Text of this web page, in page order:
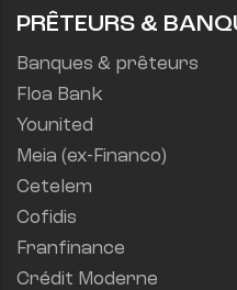
PRÊTEURS &
Banques & prêteurs
Floa Bank
Younited
Meia (ex-Financo)
Cetelem
Cofidis
Franfinance
Crédit Moderne